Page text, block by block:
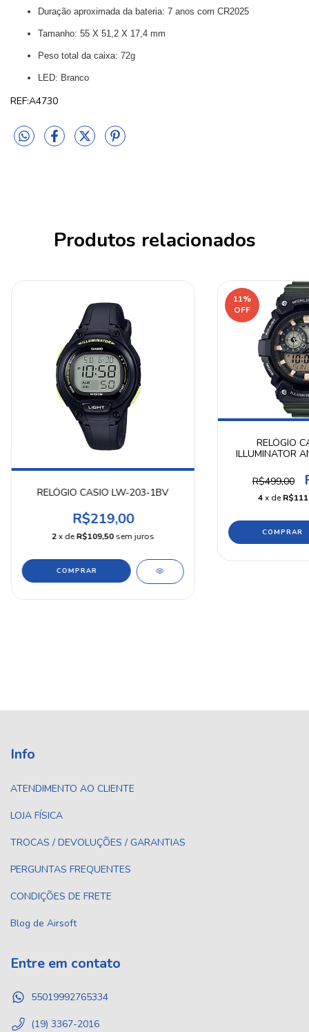
Duração aproximada da bateria: 7 anos com CR2025
Tamanho: 55 X 51,2 X 17,4 mm
Peso total da caixa: 72g
LED: Branco
REF:A4730
Produtos relacionados
RELÓGIO CASIO LW-203-1BV
R$219,00
2x deR$109,50sem juros
11%
OFF
RELÓGIO
ILLUMINATOR
R$499,00
4 x de
Info
ATENDIMENTO AO CLIENTE
LOJA FÍSICA
TROCAS / DEVOLUÇÕES / GARANTIAS
PERGUNTAS FREQUENTES
CONDIÇÕES DE FRETE
Blog de Airsoft
Entre em contato
55019992765334
(19) 3367-2016